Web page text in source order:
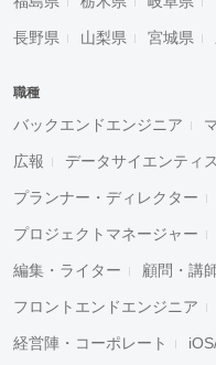
長野県 山梨県 宮城県
職種
バックエンドエンジニア
広報 データサイエンティ
プランナー・ディレクター
プロジェクトマネージャー
編集・ライター 顧問・講
フロントエンドエンジニア
経営陣・コーポレート